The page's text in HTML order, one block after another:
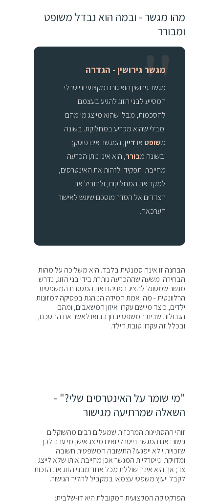
מהו מגשר - ובמה הוא נבדל משופט
ומבורר
מגשר גירושין - הגדרה
מגשר גירושין הוא גורם מקצועי ונייטרלי
המסייע לבני הזוג להגיע בעצמם
להסכמות, מבלי שהוא מייצג מי מהם
ומבלי שהוא מכריע במחלוקת. בשונה
משופט או דיין, המגשר אינו פוסק;
ובשונה מבורר, הוא אינו נותן הכרעה
מחייבת. תפקידו לזהות את האינטרסים,
למקד את המחלוקות, ולהוביל את
הצדדים אל הסדר מוסכם שיוגש לאישור
הערכאה.
הבחנה זו אינה סמנטית בלבד. היא משליכה על מהות
הבחירה: משעה שההכרעה נותרת בידי בני הזוג, נדרש
מגשר שמסוגל להציג בפניהם את המסגרת המשפטית
הרלוונטית - מהי אמת המידה הנוהגת בפסיקה למזונות
ילדים, כיצד מיושם עקרון איזון המשאבים, ומהם
הגבולות שבית המשפט יבחן בבואו לאשר את ההסכם,
ובכלל זה עקרון טובת הילד.
"מי שומר על האינטרסים שלי?" -
השאלה שמרתיעה מגישור
זוהי ההסתייגות המרכזית שמעלים רבים מהשוקלים
גישור: אם המגשר נייטרלי ואינו מייצג איש, מי ערב לכך
שזכויותיי לא ייפגעו? התשובה המשפטית חשובה
ומדויקת. נייטרליות המגשר אכן מחייבת אותו שלא לייצג
צד; אך היא אינה שוללת מכל אחד מבני הזוג את הזכות
לקבל ייעוץ משפטי עצמאי במקביל להליך הגישור.
הפרקטיקה המקצועית המקובלת היא דו-שלבית: